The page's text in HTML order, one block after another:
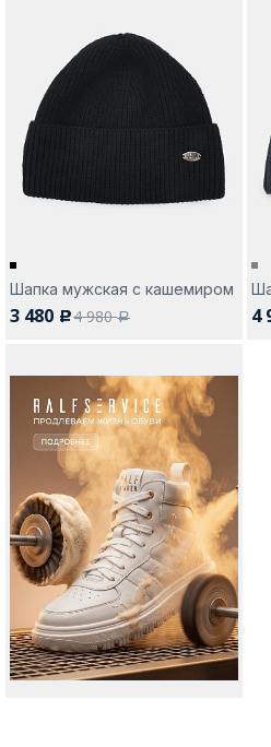
Шапка мужская с кашемиром
3 480 c4 980a 4